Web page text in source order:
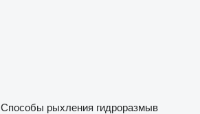
Способы рыхления гидроразмыв